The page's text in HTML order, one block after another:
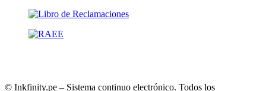
© Inkfinity.pe – Sistema continuo electrónico. Todos los